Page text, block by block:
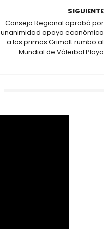
SIGUIENTE
Consejo Regional aprobó por
unanimidad apoyo económico
a los primos Grimalt rumbo al
Mundial de Vóleibol Playa